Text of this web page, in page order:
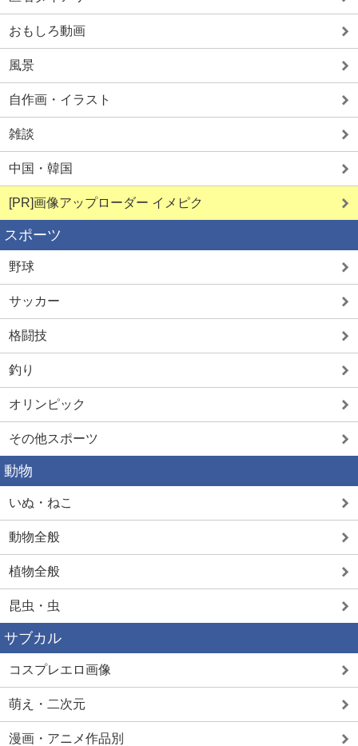
詳しく見る
見せ合い希望
詳しく見る
おもしろ動画
風景
自作画・イラスト
雑談
中国・韓国
[PR]画像アップローダー イメピク
スポーツ
野球
サッカー
格闘技
釣り
オリンピック
その他スポーツ
動物
いぬ・ねこ
動物全般
植物全般
昆虫・虫
サブカル
コスプレエロ画像
萌え・二次元
漫画・アニメ作品別